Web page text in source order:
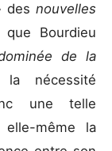
des nouvelles
que Bourdieu
de la
nécessité
une telle
même la